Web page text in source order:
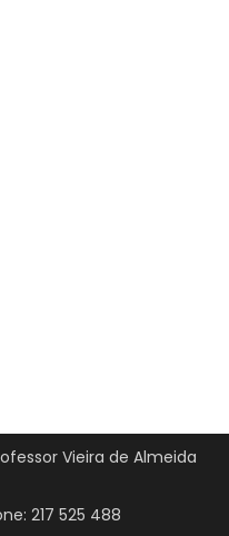
Vieira de Almeida
217 525 488